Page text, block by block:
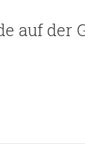
auf der